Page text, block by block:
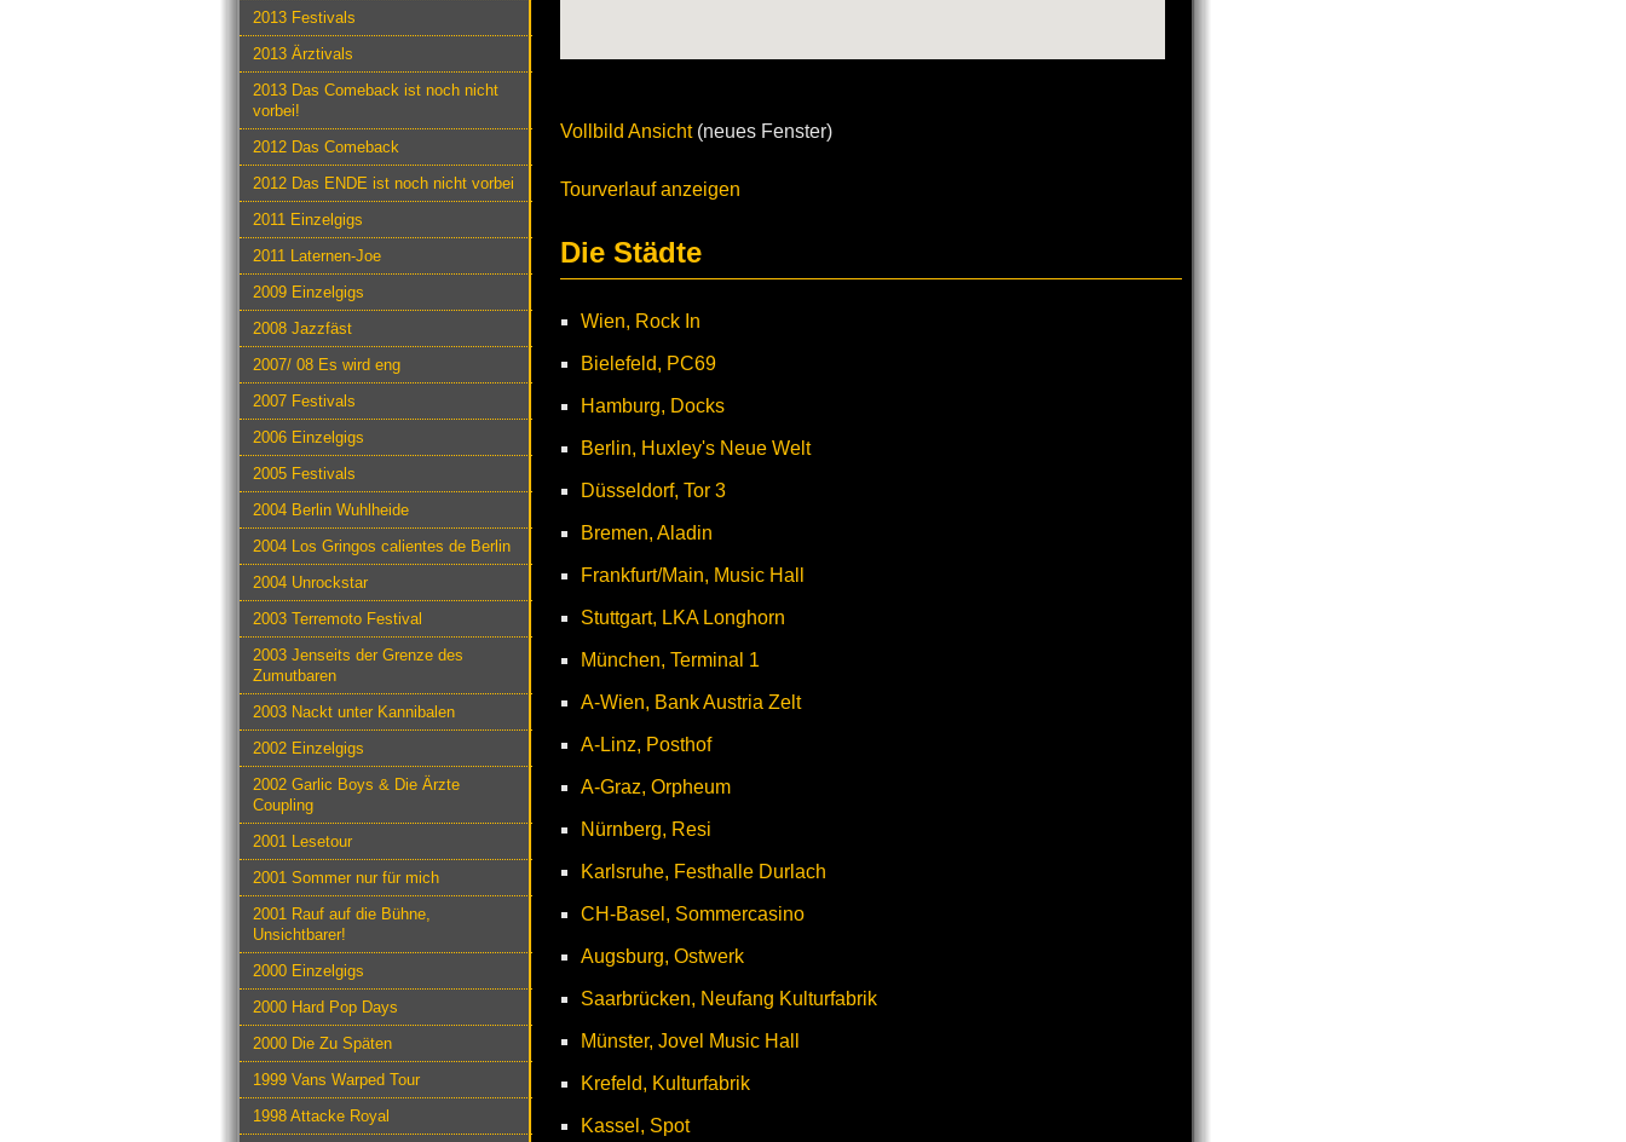
2013 Festivals
2013 Ärztivals
2013 Das Comeback ist noch nicht
vorbei!
2012 Das Comeback
2012 Das ENDE ist noch nicht vorbei
2011 Einzelgigs
2011 Laternen-Joe
2009 Einzelgigs
2008 Jazzfäst
2007/ 08 Es wird eng
2007 Festivals
2006 Einzelgigs
2005 Festivals
2004 Berlin Wuhlheide
2004 Los Gringos calientes de Berlin
2004 Unrockstar
2003 Terremoto Festival
2003 Jenseits der Grenze des
Zumutbaren
2003 Nackt unter Kannibalen
2002 Einzelgigs
2002 Garlic Boys & Die Ärzte
Coupling
2001 Lesetour
2001 Sommer nur für mich
2001 Rauf auf die Bühne,
Unsichtbarer!
2000 Einzelgigs
2000 Hard Pop Days
2000 Die Zu Späten
1999 Vans Warped Tour
1998 Attacke Royal
Vollbild Ansicht(neues Fenster)
Tourverlauf anzeigen
Die Städte
Wien, Rock In
Bielefeld, PC69
Hamburg, Docks
Berlin, Huxley's Neue Welt
Düsseldorf, Tor 3
Bremen, Aladin
Frankfurt/Main, Music Hall
Stuttgart, LKA Longhorn
München, Terminal 1
A-Wien, Bank Austria Zelt
A-Linz, Posthof
A-Graz, Orpheum
Nürnberg, Resi
Karlsruhe, Festhalle Durlach
CH-Basel, Sommercasino
Augsburg, Ostwerk
Saarbrücken, Neufang Kulturfabrik
Münster, Jovel Music Hall
Krefeld, Kulturfabrik
Kassel, Spot